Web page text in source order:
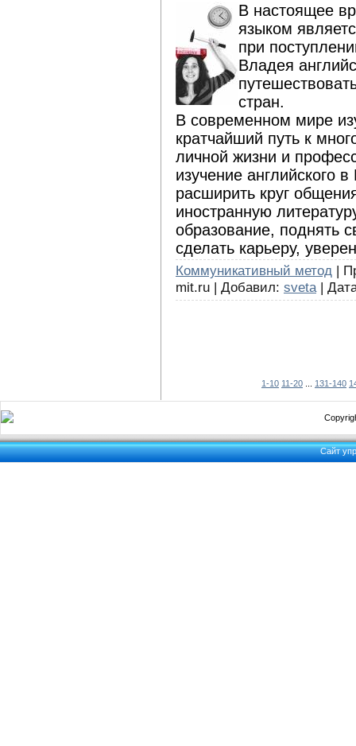
В настоящее
языком
при
Владея
стран.
В современном мире
кратчайший путь к
личной жизни и
изучение английского
расширить круг
иностранную
образование, поднять
сделать карьеру,
Коммуникативный метод |
mit.ru | Добавил: sveta |
1-10 11-20 131-140
Сайт